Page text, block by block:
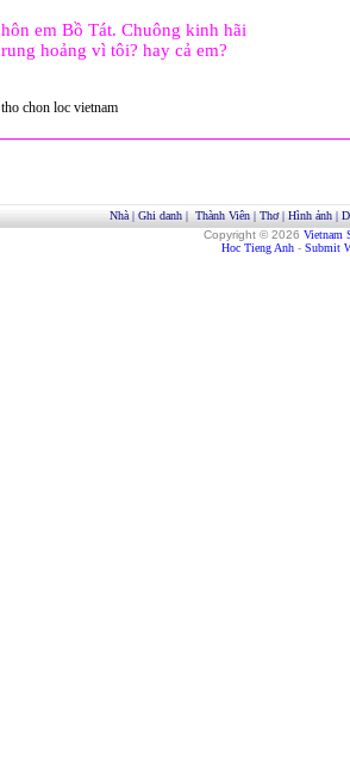
hôn em Bồ Tát. Chuông kinh hãi
rung hoảng vì tôi? hay cả em?
tho chon loc vietnam
Nhà| Ghi danh| Thành Viên| Thơ| Hình ảnh|
Copyright © 2026 Vietnam
Hoc Tieng Anh - Submit